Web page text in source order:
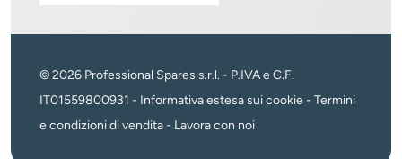
© 2026 Professional Spares s.r.l. - P.IVA e C.F.
IT01559800931 - Informativa estesa sui cookie - Termini
e condizioni di vendita- Lavora con noi